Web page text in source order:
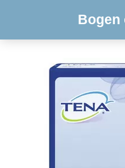
Bogen